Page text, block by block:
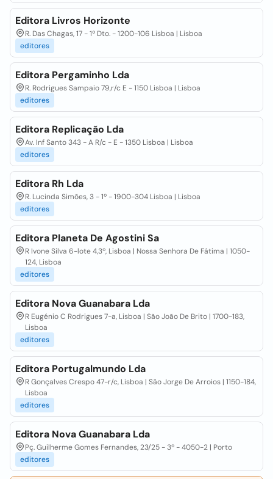
Editora Livros Horizonte
R. Das Chagas, 17 - 1º Dto. - 1200-106 Lisboa | Lisboa
editores
Editora Pergaminho Lda
R. Rodrigues Sampaio 79,r/c E - 1150 Lisboa | Lisboa
editores
Editora Replicação Lda
Av. Inf Santo 343 - A R/c - E - 1350 Lisboa | Lisboa
editores
Editora Rh Lda
R. Lucinda Simões, 3 - 1º - 1900-304 Lisboa | Lisboa
editores
Editora Planeta De Agostini Sa
R Ivone Silva 6-lote 4,3º, Lisboa | Nossa Senhora De Fátima | 1050-
124, Lisboa
editores
Editora Nova Guanabara Lda
R Eugénio C Rodrigues 7-a, Lisboa | São João De Brito | 1700-183,
Lisboa
editores
Editora Portugalmundo Lda
R Gonçalves Crespo 47-r/c, Lisboa | São Jorge De Arroios | 1150-184,
Lisboa
editores
Editora Nova Guanabara Lda
Pç. Guilherme Gomes Fernandes, 23/25 - 3º - 4050-2 | Porto
editores